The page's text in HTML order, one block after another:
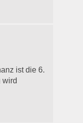
ist die 6.
wird